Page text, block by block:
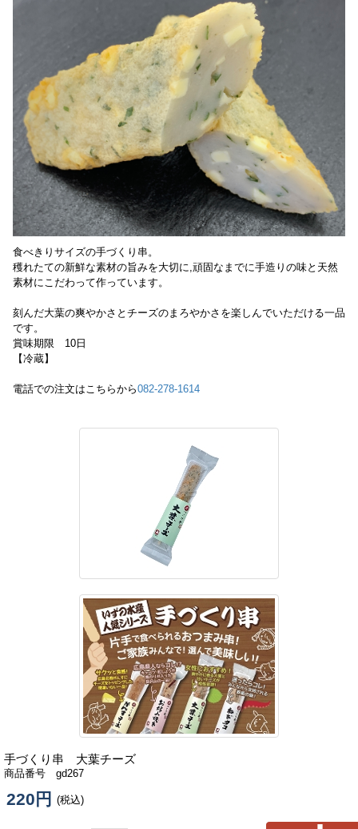
食べきりサイズの手づくり串。
穫れたての新鮮な素材の旨みを大切に,頑固なまでに手造りの味と天然
素材にこだわって作っています。
刻んだ大葉の爽やかさとチーズのまろやかさを楽しんでいただける一品
です。
賞味期限 10日
【冷蔵】
電話での注文はこちらから082-278-1614
手づくり串 大葉チーズ
商品番号 gd267
220円 (税込)